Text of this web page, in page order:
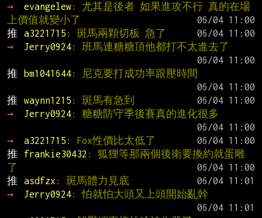
→
evangelew: 尤其是後者 如果進攻不行 真的在場
上價值就變小了
推
a3221715 : 斑馬兩顆切板 急了
→
Jerry0924: 班馬連糖糖頂他都打不太進去了
推
bm1041644: 尼克要打成功率跟壓時間
推
waynn1215 : 斑馬有急到
→
Jerry0924: 糖糖防守季後賽真的進化很多
→
a3221715 : Fox性價比太低了
推
frankie30432 : 狐狸等那兩個後衛要換約就蛋雕
了
推
asdfzx : 斑馬體力見底
→
Jerry0924: 怕就怕大頭又上頭開始亂幹